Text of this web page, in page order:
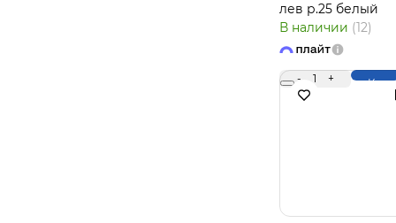
лев р.25 белый
В наличии (12)
- 1 +